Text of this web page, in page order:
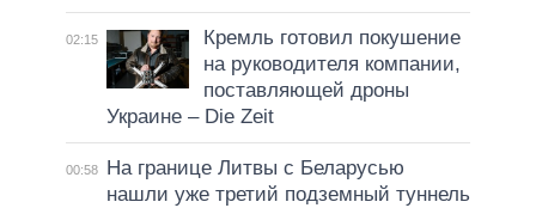
02:15
Кремль готовил покушение
на руководителя компании,
поставляющей дроны
Украине – Die Zeit
00:58
На границе Литвы с Беларусью
нашли уже третий подземный туннель